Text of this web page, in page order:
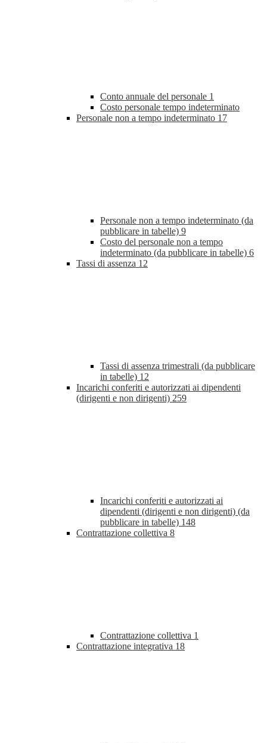
Conto annuale del personale 1
Costo personale tempo indeterminato
Personale non a tempo indeterminato 17
Personale non a tempo indeterminato (da
pubblicare in tabelle) 9
Costo del personale non a tempo
indeterminato (da pubblicare in tabelle) 6
Tassi di assenza 12
Tassi di assenza trimestrali (da pubblicare
in tabelle) 12
Incarichi conferiti e autorizzati ai dipendenti
(dirigenti e non dirigenti) 259
Incarichi conferiti e autorizzati ai
dipendenti (dirigenti e non dirigenti) (da
pubblicare in tabelle) 148
Contrattazione collettiva 8
Contrattazione collettiva 1
Contrattazione integrativa 18